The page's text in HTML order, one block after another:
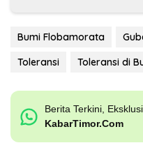
Bumi Flobamorata
Toleransi
Toleransi di
Berita Terkini,
KabarTimor.Com